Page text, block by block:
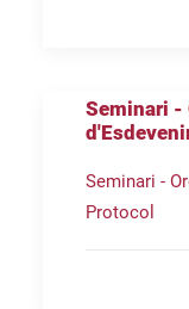
Seminari -
Seminari -
Protocol